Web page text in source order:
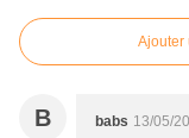
Ajouter
B babs 13/05/